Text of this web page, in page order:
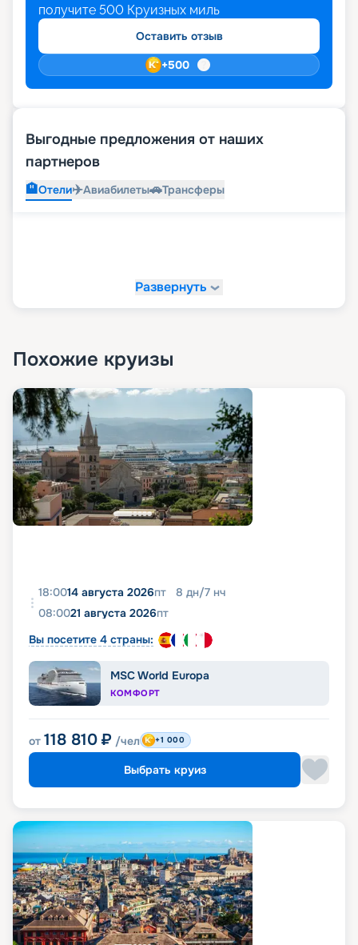
получите 500 Круизных миль
Оставить отзыв
+500
Выгодные предложения от наших
партнеров
🏨Отели✈️Авиабилеты🚗Трансферы
Развернуть
Похожие круизы
18:0014 августа 2026пт 8 дн/7 нч
08:0021 августа 2026пт
Вы посетите 4 страны:
MSC World Europa
КОМФОРТ
от 118 810 ₽ /чел +1 000
Выбрать круиз